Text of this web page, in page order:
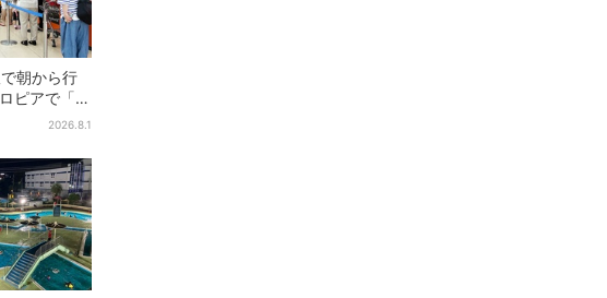
で朝から行
ピアで「ど
開始30分2026.8.1